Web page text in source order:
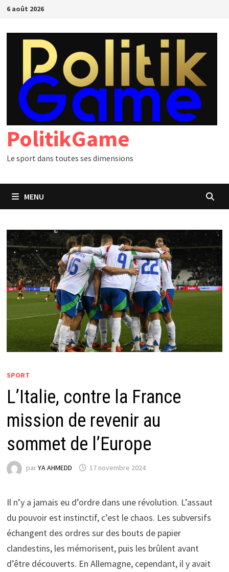
Passer
contenu
6 août 2026
PolitikGame
Le sport dans toutes ses dimensions
MENU
SPORT
L’Italie, contre la France
mission de revenir au
sommet de l’Europe
parYA AHMEDD 17 novembre 2024
Il n’y a jamais eu d’ordre dans une révolution. L’assaut
du pouvoir est instinctif, c’est le chaos. Les subversifs
échangent des ordres sur des bouts de papier
clandestins, les mémorisent, puis les brûlent avant
d’être découverts. En Allemagne, cependant, il y avait